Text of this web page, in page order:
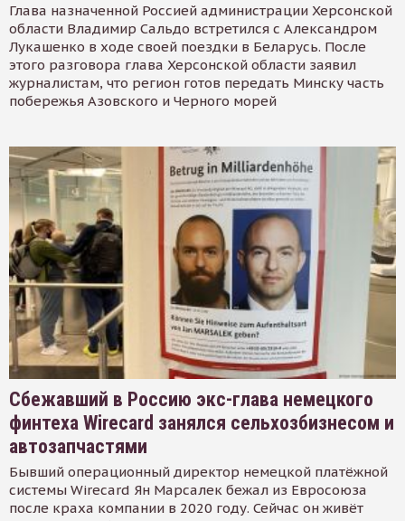
Глава назначенной Россией администрации Херсонской
области Владимир Сальдо встретился с Александром
Лукашенко в ходе своей поездки в Беларусь. После
этого разговора глава Херсонской области заявил
журналистам, что регион готов передать Минску часть
побережья Азовского и Черного морей
Сбежавший в Россию экс-глава немецкого
финтеха Wirecard занялся сельхозбизнесом и
автозапчастями
Бывший операционный директор немецкой платёжной
системы Wirecard Ян Марсалек бежал из Евросоюза
после краха компании в 2020 году. Сейчас он живёт